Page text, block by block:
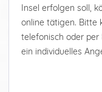
Insel erfolgen soll,
online tätigen. Bitte
telefonisch oder per
ein individuelles